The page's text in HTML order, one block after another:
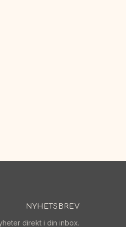
NYHETSBREV
direkt i din inbox.